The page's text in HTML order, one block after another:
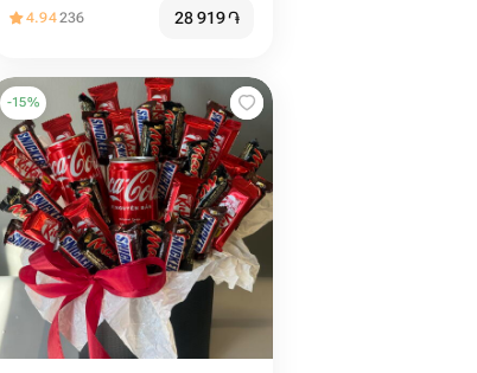
4.94236 28 919֏
-15%